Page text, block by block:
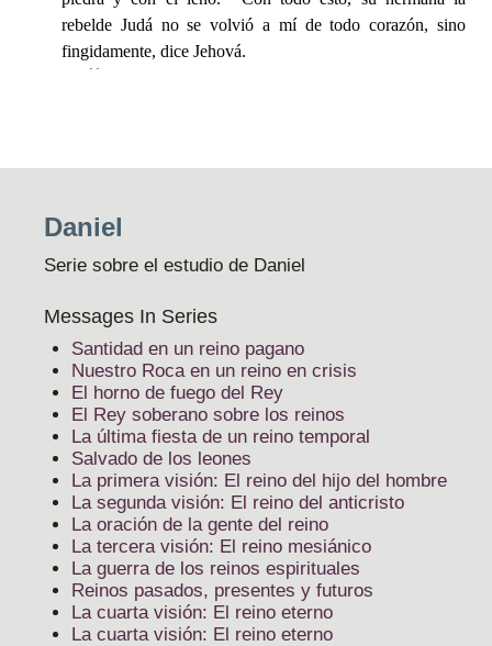
Daniel
Serie sobre el estudio de Daniel
Messages In Series
Santidad en un reino pagano
Nuestro Roca en un reino en crisis
El horno de fuego del Rey
El Rey soberano sobre los reinos
La última fiesta de un reino temporal
Salvado de los leones
La primera visión: El reino del hijo del hombre
La segunda visión: El reino del anticristo
La oración de la gente del reino
La tercera visión: El reino mesiánico
La guerra de los reinos espirituales
Reinos pasados, presentes y futuros
La cuarta visión: El reino eterno
La cuarta visión: El reino eterno